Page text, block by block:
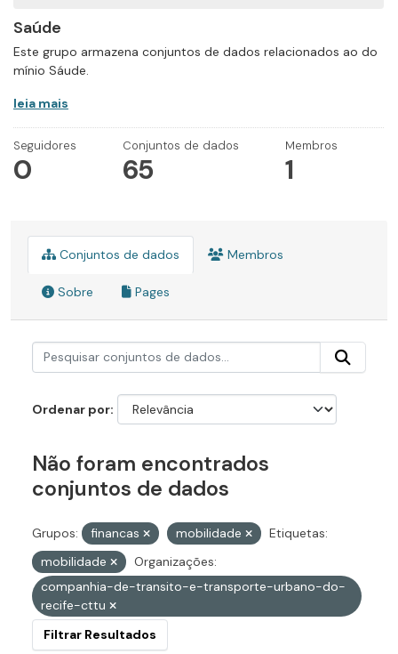
Saúde
Este grupo armazena conjuntos de dados relacionados ao do
mínio Sáude.
leia mais
Seguidores
0
Conjuntos de dados
65
Membros
1
Conjuntos de dados Membros
Sobre Pages
Ordenar por
Não foram encontrados
conjuntos de dados
Grupos: financas mobilidade
Etiquetas:
mobilidade
Organizações:
companhia-de-transito-e-transporte-urbano-do-
recife-cttu
Filtrar Resultados